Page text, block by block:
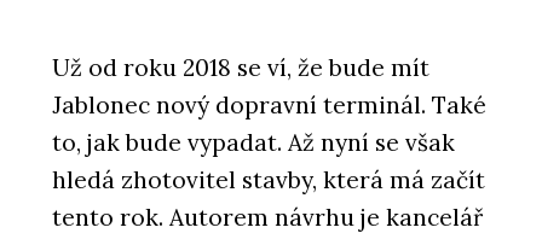
Už od roku 2018 se ví, že bude mít
Jablonec nový dopravní terminál. Také
to, jak bude vypadat. Až nyní se však
hledá zhotovitel stavby, která má začít
tento rok. Autorem návrhu je kancelář